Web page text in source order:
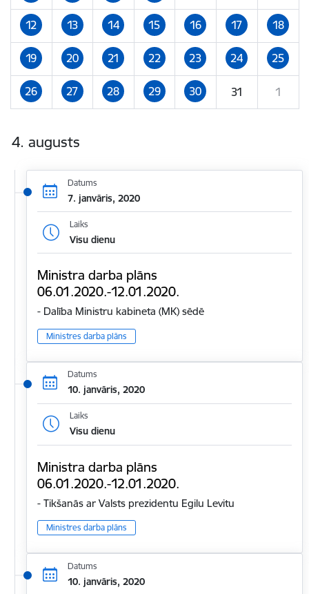
12 13 14 15 16 17 18
19 20 21 22 23 24 25
26 27 28 29 30 31 1
4. augusts
Datums
7. janvāris, 2020
Laiks
Visu dienu
Ministra darba plāns
06.01.2020.-12.01.2020.
- Dalība Ministru kabineta (MK) sēdē
Ministres darba plāns
Datums
10. janvāris, 2020
Laiks
Visu dienu
Ministra darba plāns
06.01.2020.-12.01.2020.
- Tikšanās ar Valsts prezidentu Egilu Levitu
Ministres darba plāns
Datums
10. janvāris, 2020